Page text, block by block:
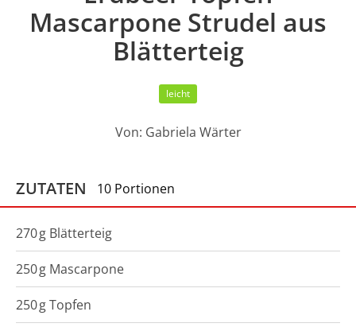
Mascarpone Strudel aus
Blätterteig
leicht
Von: Gabriela Wärter
ZUTATEN 10 Portionen
270g Blätterteig
250g Mascarpone
250gTopfen